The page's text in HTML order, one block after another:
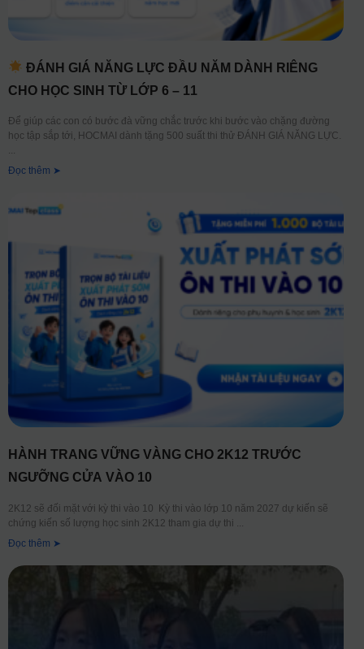
ĐÁNH GIÁ NĂNG LỰC ĐẦU NĂM DÀNH RIÊNG
CHO HỌC SINH TỪ LỚP 6 – 11
Để giúp các con có bước đà vững chắc trước khi bước vào chặng đường
học tập sắp tới, HOCMAI dành tặng 500 suất thi thử ĐÁNH GIÁ NĂNG LỰC.
Đọc thêm ➤
HÀNH TRANG VỮNG VÀNG CHO 2K12 TRƯỚC
NGƯỠNG CỬA VÀO 10
2K12 sẽ đối mặt với kỳ thi vào 10 Kỳ thi vào lớp 10 năm 2027 dự kiến sẽ
chứng kiến số lượng học sinh 2K12 tham gia dự thi
Đọc thêm ➤